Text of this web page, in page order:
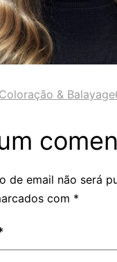
Coloração & Balayage
de email não será
com *